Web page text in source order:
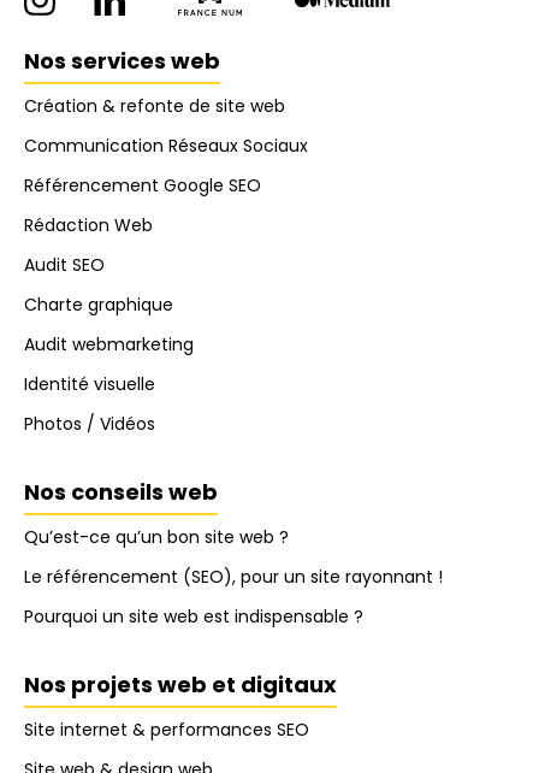
Nos services web
Création & refonte de site web
Communication Réseaux Sociaux
Référencement Google SEO
Rédaction Web
Audit SEO
Charte graphique
Audit webmarketing
Identité visuelle
Photos / Vidéos
Nos conseils web
Qu’est-ce qu’un bon site web ?
Le référencement (SEO), pour un site rayonnant !
Pourquoi un site web est indispensable ?
Nos projets web et digitaux
Site internet & performances SEO